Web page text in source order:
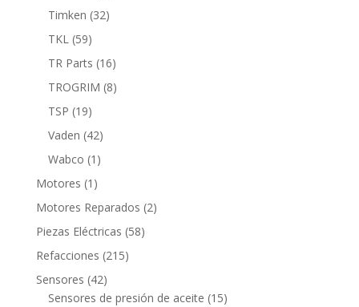
productos
Timken 3232
TKL 5959
productos
TR Parts 1616
productos
TROGRIM 88
TSP 1919
productos
Vaden 4242
productos
Wabco 1 1
producto
Motores 1 1
producto
Motores Reparados 22
Piezas Eléctricas 5858
Refacciones 215215
Sensores 4242
productos
Sensores de presión de aceite 1515